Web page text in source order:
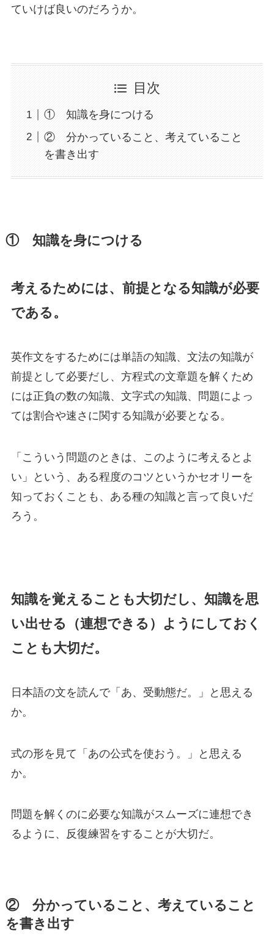
ていけば良いのだろうか。
目次
① 知識を身につける
② 分かっていること、考えていること
を書き出す
① 知識を身につける
考えるためには、前提となる知識が必要
である。
英作文をするためには単語の知識、文法の知識が
前提として必要だし、方程式の文章題を解くため
には正負の数の知識、文字式の知識、問題によっ
ては割合や速さに関する知識が必要となる。
「こういう問題のときは、このように考えるとよ
い」という、ある程度のコツというかセオリーを
知っておくことも、ある種の知識と言って良いだ
ろう。
知識を覚えることも大切だし、知識を思
い出せる（連想できる）ようにしておく
ことも大切だ。
日本語の文を読んで「あ、受動態だ。」と思える
か。
式の形を見て「あの公式を使おう。」と思える
か。
問題を解くのに必要な知識がスムーズに連想でき
るように、反復練習をすることが大切だ。
② 分かっていること、考えていること
を書き出す